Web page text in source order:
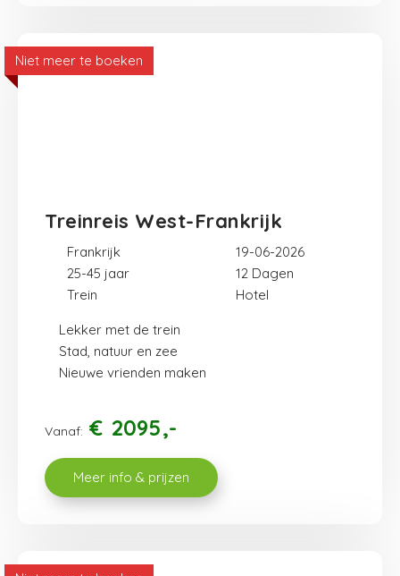
Treinreis West-Frankrijk
25-45 jaar 12
19-06-2026
Trein Hotel
Frankrijk
Niet meer te boeken
Lekker met de trein
Stad, natuur en zee
Nieuwe vrienden maken
Vanaf: € 2095
Meer info & prijzen